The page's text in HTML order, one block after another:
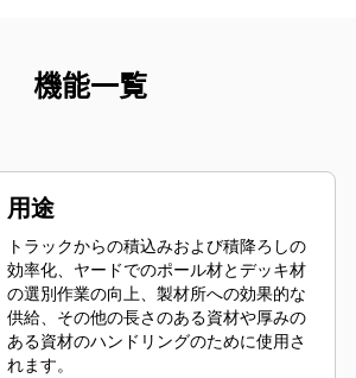
機能一覧
用途
トラックからの積込みおよび積降ろしの
効率化、ヤードでのポール材とデッキ材
の選別作業の向上、製材所への効果的な
供給、その他の長さのある資材や厚みの
ある資材のハンドリングのために使用さ
れます。